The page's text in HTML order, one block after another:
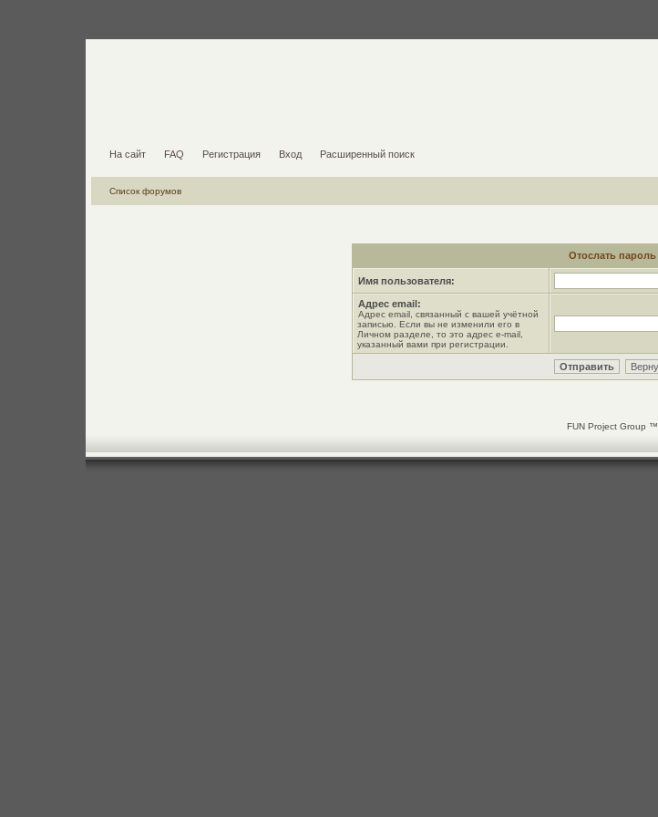
На сайт FAQ Регистрация Вход Расширенный поиск
Список форумов
Отослать пароль
Имя пользователя:
Адрес email:
Адрес email, связанный с вашей учётной
записью. Если вы не изменили его в
Личном разделе, то это адрес e-mail,
указанный вами при регистрации.
FUN Project Group ™